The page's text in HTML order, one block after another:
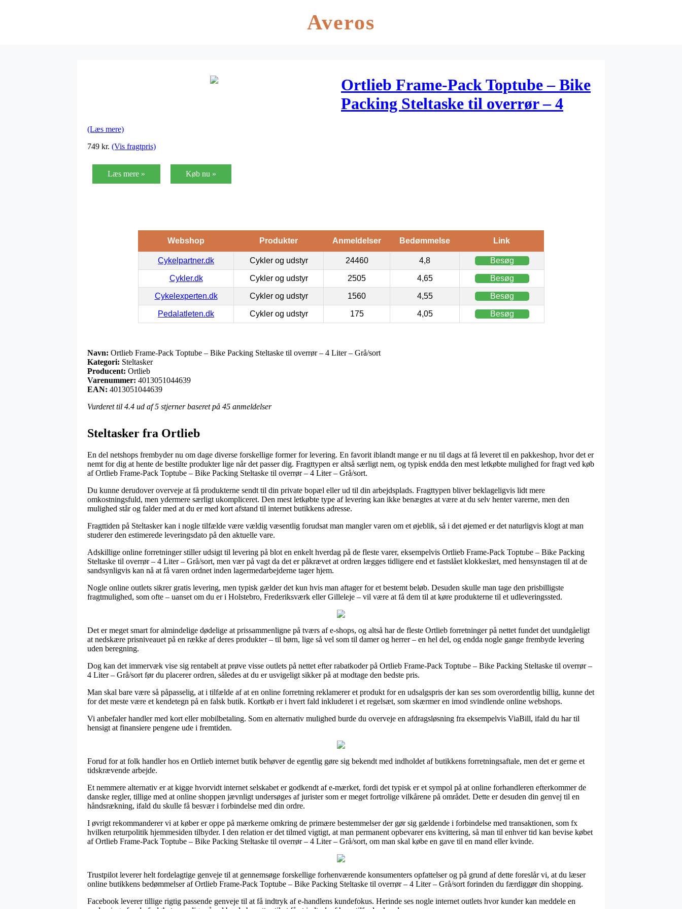
Averos
Ortlieb Frame-Pack Toptube – Bike
Packing Steltaske til overrør – 4
(Læs mere)
749 kr. (Vis fragtpris)
Læs mere » Køb nu »
Webshop Produkter Anmeldelser Bedømmelse Link
Cykelpartner.dk Cykler og udstyr 24460 4,8 Besøg
Cykler.dk Cykler og udstyr 2505 4,65 Besøg
Cykelexperten.dk Cykler og udstyr 1560 4,55 Besøg
Pedalatleten.dk Cykler og udstyr 175 4,05 Besøg
Navn: Ortlieb Frame-Pack Toptube – Bike Packing Steltaske til overrør – 4 Liter – Grå/sort
Kategori: Steltasker
Producent: Ortlieb
Varenummer: 4013051044639
EAN: 4013051044639
Vurderet til 4.4 ud af 5 stjerner baseret på 45 anmeldelser
Steltasker fra Ortlieb
En del netshops frembyder nu om dage diverse forskellige former for levering. En favorit iblandt mange er nu til dags at få leveret til en pakkeshop, hvor det er
nemt for dig at hente de bestilte produkter lige når det passer dig. Fragttypen er altså særligt nem, og typisk endda den mest letkøbte mulighed for fragt ved køb
af Ortlieb Frame-Pack Toptube – Bike Packing Steltaske til overrør – 4 Liter – Grå/sort.
Du kunne derudover overveje at få produkterne sendt til din private bopæl eller ud til din arbejdsplads. Fragttypen bliver beklageligvis lidt mere
omkostningsfuld, men ydermere særligt ukompliceret. Den mest letkøbte type af levering kan ikke benægtes at være at du selv henter varerne, men den
mulighed står og falder med at du er med kort afstand til internet butikkens adresse.
Fragttiden på Steltasker kan i nogle tilfælde være vældig væsentlig forudsat man mangler varen om et øjeblik, så i det øjemed er det naturligvis klogt at man
studerer den estimerede leveringsdato på den aktuelle vare.
Adskillige online forretninger stiller udsigt til levering på blot en enkelt hverdag på de fleste varer, eksempelvis Ortlieb Frame-Pack Toptube – Bike Packing
Steltaske til overrør – 4 Liter – Grå/sort, men vær på vagt da det er påkrævet at ordren lægges tidligere end et fastslået klokkeslæt, med hensynstagen til at de
sandsynligvis kan nå at få varen ordnet inden lagermedarbejderne tager hjem.
Nogle online outlets sikrer gratis levering, men typisk gælder det kun hvis man aftager for et bestemt beløb. Desuden skulle man tage den prisbilligste
fragtmulighed, som ofte – uanset om du er i Holstebro, Frederiksværk eller Gilleleje – vil være at få dem til at køre produkterne til et udleveringssted.
Det er meget smart for almindelige dødelige at prissammenligne på tværs af e-shops, og altså har de fleste Ortlieb forretninger på nettet fundet det uundgåeligt
at nedskære prisniveauet på en række af deres produkter – til børn, lige så vel som til damer og herrer – en hel del, og endda nogle gange frembyde levering
uden beregning.
Dog kan det immervæk vise sig rentabelt at prøve visse outlets på nettet efter rabatkoder på Ortlieb Frame-Pack Toptube – Bike Packing Steltaske til overrør –
4 Liter – Grå/sort før du placerer ordren, således at du er usvigeligt sikker på at modtage den bedste pris.
Man skal bare være så påpasselig, at i tilfælde af at en online forretning reklamerer et produkt for en udsalgspris der kan ses som overordentlig billig, kunne det
for det meste være et kendetegn på en falsk butik. Kortkøb er i hvert fald inkluderet i et regelsæt, som skærmer en imod svindlende online webshops.
Vi anbefaler handler med kort eller mobilbetaling. Som en alternativ mulighed burde du overveje en afdragsløsning fra eksempelvis ViaBill, ifald du har til
hensigt at finansiere pengene ude i fremtiden.
Forud for at folk handler hos en Ortlieb internet butik behøver de egentlig gøre sig bekendt med indholdet af butikkens forretningsaftale, men det er gerne et
tidskrævende arbejde.
Et nemmere alternativ er at kigge hvorvidt internet selskabet er godkendt af e-mærket, fordi det typisk er et sympol på at online forhandleren efterkommer de
danske regler, tillige med at online shoppen jævnligt undersøges af jurister som er meget fortrolige vilkårene på området. Dette er desuden din genvej til en
håndsrækning, ifald du skulle få besvær i forbindelse med din ordre.
I øvrigt rekommanderer vi at køber er oppe på mærkerne omkring de primære bestemmelser der gør sig gældende i forbindelse med transaktionen, som fx
hvilken returpolitik hjemmesiden tilbyder. I den relation er det tilmed vigtigt, at man permanent opbevarer ens kvittering, så man til enhver tid kan bevise købet
af Ortlieb Frame-Pack Toptube – Bike Packing Steltaske til overrør – 4 Liter – Grå/sort, om man skal købe en gave til en mand eller kvinde.
Trustpilot leverer helt fordelagtige genveje til at gennemsøge forskellige forhenværende konsumenters opfattelser og på grund af dette foreslår vi, at du læser
online butikkens bedømmelser af Ortlieb Frame-Pack Toptube – Bike Packing Steltaske til overrør – 4 Liter – Grå/sort forinden du færdiggør din shopping.
Facebook leverer tillige rigtig passende genveje til at få indtryk af e-handlens kundefokus. Herinde ses nogle internet outlets hvor kunder kan meddele en